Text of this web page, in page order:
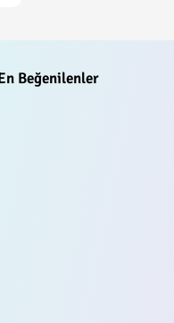
Beğenilenler